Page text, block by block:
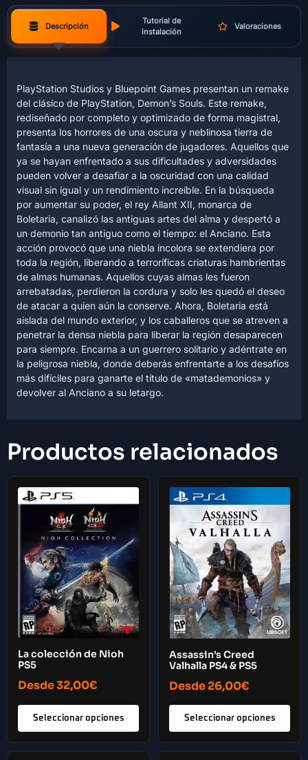
Descripción
Tutorial de
instalación
Valoraciones
PlayStation Studios y Bluepoint Games presentan un remake
del clásico de PlayStation, Demon’s Souls. Este remake,
rediseñado por completo y optimizado de forma magistral,
presenta los horrores de una oscura y neblinosa tierra de
fantasía a una nueva generación de jugadores. Aquellos que
ya se hayan enfrentado a sus dificultades y adversidades
pueden volver a desafiar a la oscuridad con una calidad
visual sin igual y un rendimiento increíble. En la búsqueda
por aumentar su poder, el rey Allant XII, monarca de
Boletaria, canalizó las antiguas artes del alma y despertó a
un demonio tan antiguo como el tiempo: el Anciano. Esta
acción provocó que una niebla incolora se extendiera por
toda la región, liberando a terroríficas criaturas hambrientas
de almas humanas. Aquellos cuyas almas les fueron
arrebatadas, perdieron la cordura y solo les quedó el deseo
de atacar a quien aún la conserve. Ahora, Boletaria está
aislada del mundo exterior, y los caballeros que se atreven a
penetrar la densa niebla para liberar la región desaparecen
para siempre. Encarna a un guerrero solitario y adéntrate en
la peligrosa niebla, donde deberás enfrentarte a los desafíos
más difíciles para ganarte el título de «matademonios» y
devolver al Anciano a su letargo.
Productos relacionados
La colección de Nioh
PS5
Desde32,00€
Seleccionar opciones
Assassin’s Creed
Valhalla PS4 & PS5
Desde26,00€
Seleccionar opciones